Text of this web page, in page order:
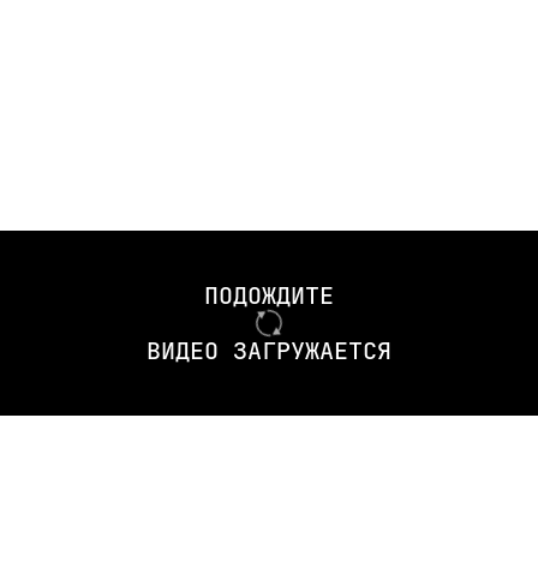
ПОДОЖДИТЕ
ВИДЕО ЗАГРУЖАЕТСЯ
Supra @s2kspace Evolution VIII @olegbeliaevskii Integra